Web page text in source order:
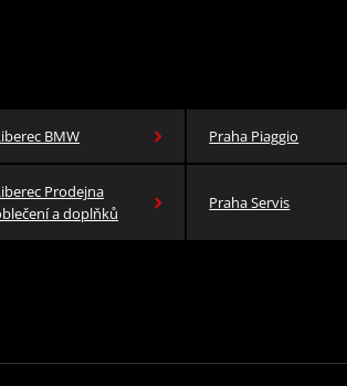
BMW Praha Piaggio
Prodejna
a doplňků
Praha Servis